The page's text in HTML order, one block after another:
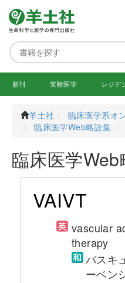
新刊 実験医学 レジデ
羊土社
臨床医学系オ
臨床医学Web略語集
臨床医学
VAIVT
vascular
therapy
バスキ
ーベン